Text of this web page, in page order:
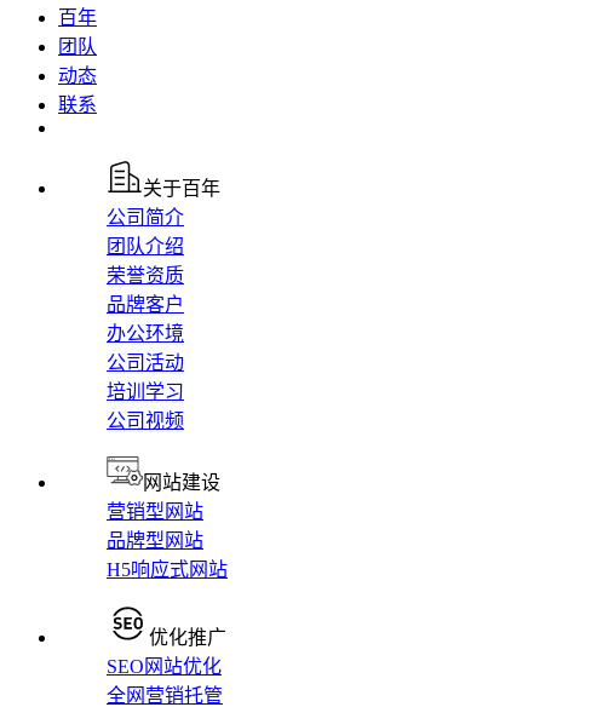
百年
团队
动态
联系
关于百年
公司简介
团队介绍
荣誉资质
品牌客户
办公环境
公司活动
培训学习
公司视频
网站建设
营销型网站
品牌型网站
H5响应式网站
优化推广
SEO网站优化
全网营销托管